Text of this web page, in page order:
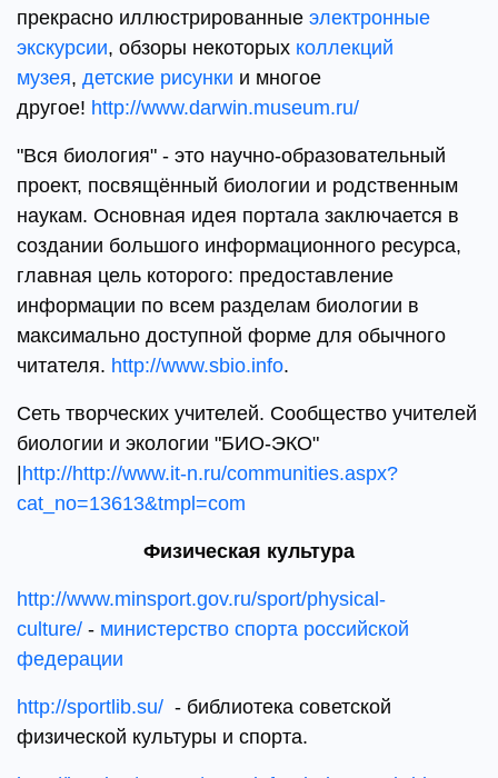
прекрасно иллюстрированные электронные
экскурсии, обзоры некоторых коллекций
музея, детские рисунки и многое
другое! http://www.darwin.museum.ru/
"Вся биология" - это научно-образовательный
проект, посвящённый биологии и родственным
наукам. Основная идея портала заключается в
создании большого информационного ресурса,
главная цель которого: предоставление
информации по всем разделам биологии в
максимально доступной форме для обычного
читателя. http://www.sbio.info.
Сеть творческих учителей. Сообщество учителей
биологии и экологии "БИО-ЭКО"
|http://http://www.it-n.ru/communities.aspx?
cat_no=13613&tmpl=com
Физическая культура
http://www.minsport.gov.ru/sport/physical-
culture/ - министерство спорта российской
федерации
http://sportlib.su/ - библиотека советской
физической культуры и спорта.